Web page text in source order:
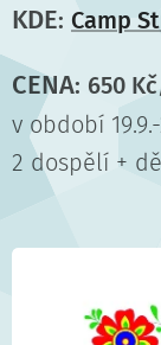
KDE: Camp
CENA: 650
v období
2 dospělí +